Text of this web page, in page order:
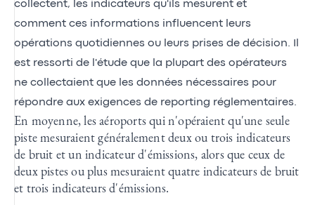
collectent, les indicateurs qu'ils mesurent et
comment ces informations influencent leurs
opérations quotidiennes ou leurs prises de décision. Il
est ressorti de l'étude que la plupart des opérateurs
ne collectaient que les données nécessaires pour
répondre aux exigences de reporting réglementaires.
En moyenne, les aéroports qui n'opéraient qu'une seule
piste mesuraient généralement deux ou trois indicateurs
de bruit et un indicateur d'émissions, alors que ceux de
deux pistes ou plus mesuraient quatre indicateurs de bruit
et trois indicateurs d'émissions.